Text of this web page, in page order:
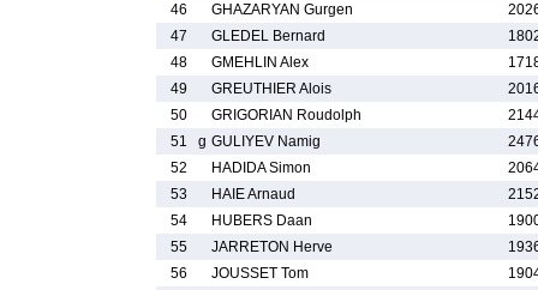
46
GHAZARYAN Gurgen
47
GLEDEL Bernard
48
GMEHLIN Alex
49
GREUTHIER Alois
50
GRIGORIAN Roudolph
51
g GULIYEV Namig
52
HADIDA Simon
53
HAIE Arnaud
54
HUBERS Daan
55
JARRETON Herve
56
JOUSSET Tom